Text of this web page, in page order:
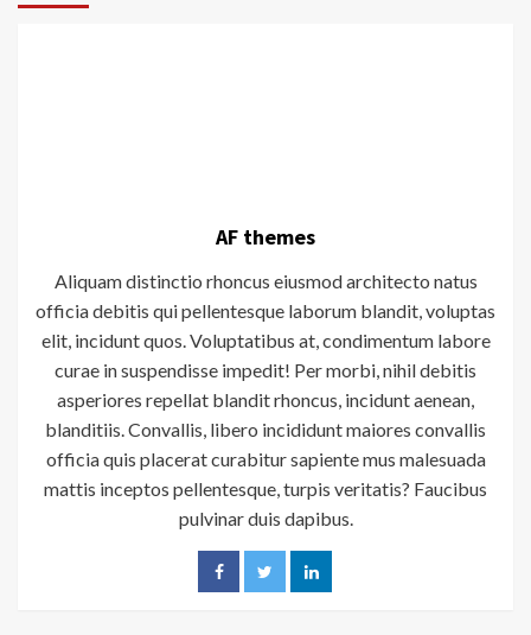
AF themes
Aliquam distinctio rhoncus eiusmod architecto natus
officia debitis qui pellentesque laborum blandit, voluptas
elit, incidunt quos. Voluptatibus at, condimentum labore
curae in suspendisse impedit! Per morbi, nihil debitis
asperiores repellat blandit rhoncus, incidunt aenean,
blanditiis. Convallis, libero incididunt maiores convallis
officia quis placerat curabitur sapiente mus malesuada
mattis inceptos pellentesque, turpis veritatis? Faucibus
pulvinar duis dapibus.